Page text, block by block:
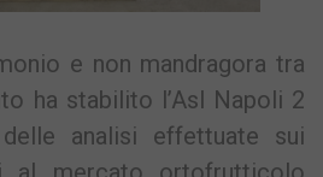
e non mandragora tra
ha stabilito l’Asl Napoli 2
analisi effettuate sui